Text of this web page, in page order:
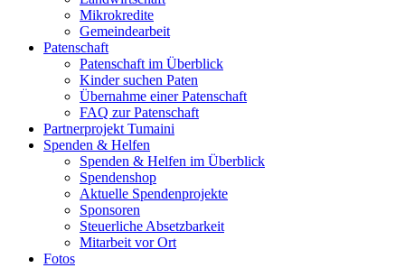
Mikrokredite
Gemeindearbeit
Patenschaft
Patenschaft im Überblick
Kinder suchen Paten
Übernahme einer Patenschaft
FAQ zur Patenschaft
Partnerprojekt Tumaini
Spenden & Helfen
Spenden & Helfen im Überblick
Spendenshop
Aktuelle Spendenprojekte
Sponsoren
Steuerliche Absetzbarkeit
Mitarbeit vor Ort
Fotos